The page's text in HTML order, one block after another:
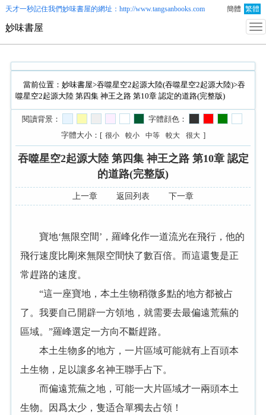
天才一秒記住我們妙味書屋的網址：http://www.tangsanbooks.com 簡體 繁體
妙味書屋
當前位置： 妙味書屋>吞噬星空2起源大陸(吞噬星空2起源大陸)>吞
噬星空2起源大陸 第四集 神王之路 第10章 認定的道路(完整版)
閱讀背景：
字體顔色：
字體大小：[ 很小 較小 中等 較大 很大 ]
吞噬星空2起源大陸 第四集 神王之路 第10章 認定
的道路(完整版)
上一章 返回列表 下一章
寶地‘無限空間’，羅峰化作一道流光在飛行，他的
飛行速度比剛來無限空間快了數百倍。而這還隻是正
常趕路的速度。
“這一座寶地，本土生物稍微多點的地方都被占
了。我要自己開辟一方領地，就需要去最偏遠荒蕪的
區域。”羅峰選定一方向不斷趕路。
本土生物多的地方，一片區域可能就有上百頭本
土生物，足以讓多名神王聯手占下。
而偏遠荒蕪之地，可能一大片區域才一兩頭本土
生物。因爲太少，隻适合單獨去占領！